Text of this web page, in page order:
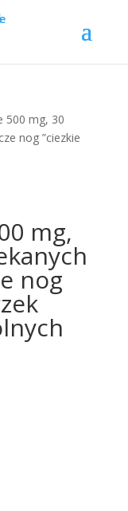
500 mg, 30
nog ”ciezkie
mg,
nog